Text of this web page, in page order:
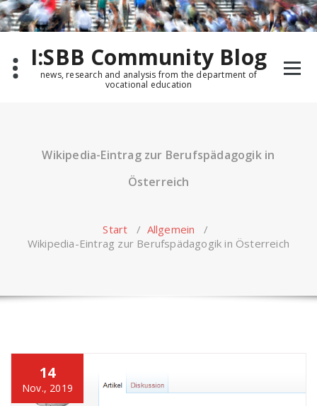
Zum
Inhalt
springen
I:SBB Community Blog
news, research and analysis from the department of
vocational education
Wikipedia-Eintrag zur Berufspädagogik in
Österreich
Start / Allgemein /
Wikipedia-Eintrag zur Berufspädagogik in Österreich
14
Nov., 2019